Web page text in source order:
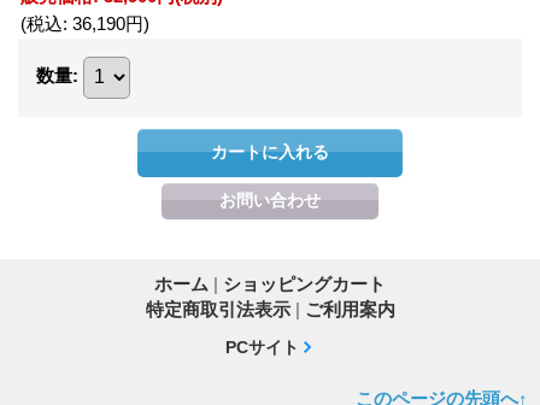
(税込: 36,190円)
数量:
ホーム | ショッピングカート
特定商取引法表示 | ご利用案内
PCサイト
このページの先頭へ↑